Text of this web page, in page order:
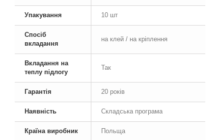
Упакування 10 шт
Спосіб
вкладання
на клей / на кріплення
Вкладання на
теплу підлогу
Так
Гарантія 20 років
Наявність Складська програма
Країна виробник Польща